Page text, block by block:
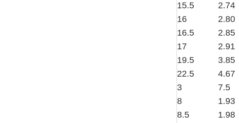
15.5
2.74
16
2.80
16.5
2.85
17
2.91
19.5
3.85
22.5
4.67
3
7.5
8
1.93
8.5
1.98